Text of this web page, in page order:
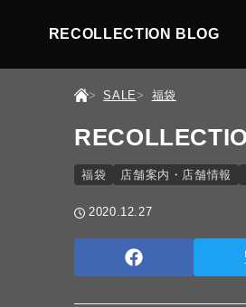
RECOLLECTION BLOG
SALE 福袋
福袋 店舗案内・店舗情報
2020.12.27